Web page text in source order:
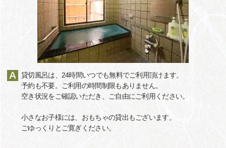
貸切風呂は、24時間いつでも無料でご利用頂けます。
予約も不要。ご利用の時間制限もありません。
空き状況をご確認いただき、ご自由にご利用ください。
小さなお子様には、おもちゃの貸出もございます。
ごゆっくりとご寛ぎください。